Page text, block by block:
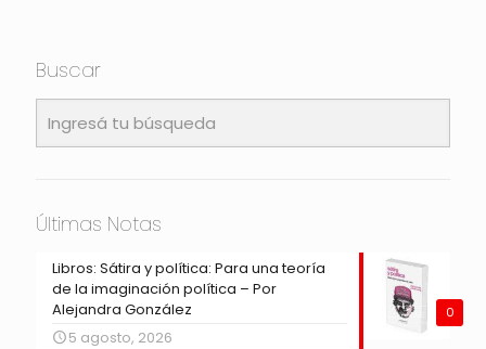
Buscar
Últimas Notas
0
Libros: Sátira y política: Para una teoría
de la imaginación política – Por
Alejandra González
5 agosto, 2026